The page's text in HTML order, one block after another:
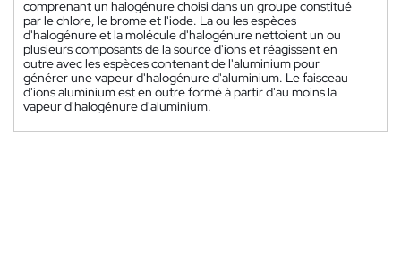
comprenant un halogénure choisi dans un groupe constitué
par le chlore, le brome et l'iode. La ou les espèces
d'halogénure et la molécule d'halogénure nettoient un ou
plusieurs composants de la source d'ions et réagissent en
outre avec les espèces contenant de l'aluminium pour
générer une vapeur d'halogénure d'aluminium. Le faisceau
d'ions aluminium est en outre formé à partir d'au moins la
vapeur d'halogénure d'aluminium.